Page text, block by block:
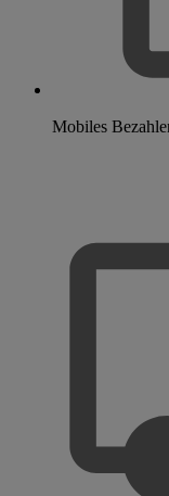
Mobiles